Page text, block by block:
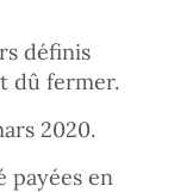
définis
dû fermer.
2020.
payées en